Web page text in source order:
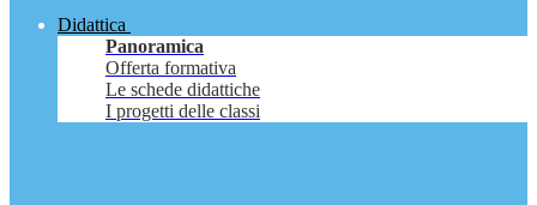
Didattica
Panoramica
Offerta formativa
Le schede didattiche
I progetti delle classi